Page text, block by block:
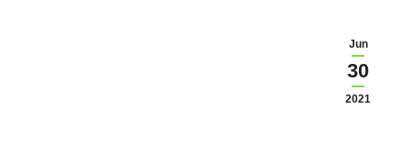
Jun
30
2021